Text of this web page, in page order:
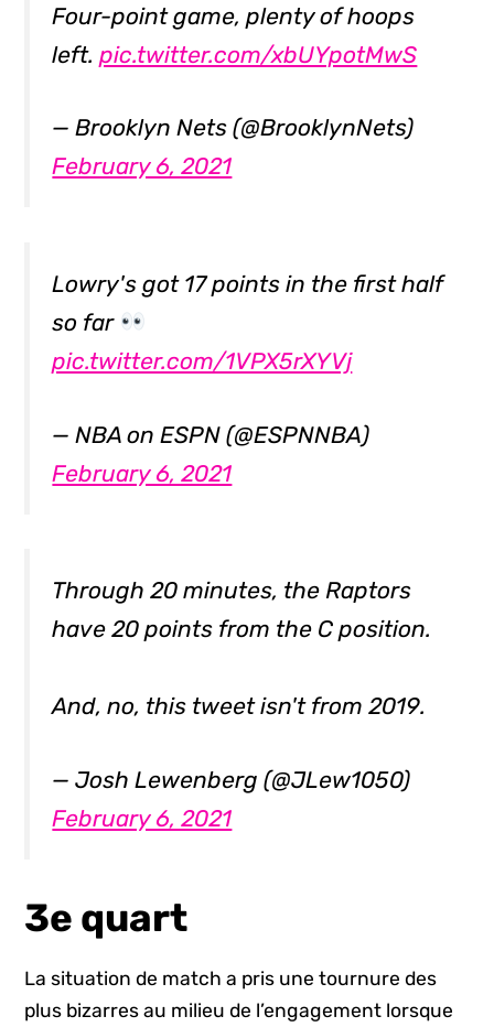
Four-point game, plenty of hoops
left.pic.twitter.com/xbUYpotMwS
— Brooklyn Nets (@BrooklynNets)
February 6, 2021
Lowry's got 17 points in the first half
so far
pic.twitter.com/1VPX5rXYVj
— NBA on ESPN (@ESPNNBA)
February 6, 2021
Through 20 minutes, the Raptors
have 20 points from the C position.
And, no, this tweet isn't from 2019.
— Josh Lewenberg (@JLew1050)
February 6, 2021
3e quart
La situation de match a pris une tournure des
plus bizarres au milieu de l’engagement lorsque